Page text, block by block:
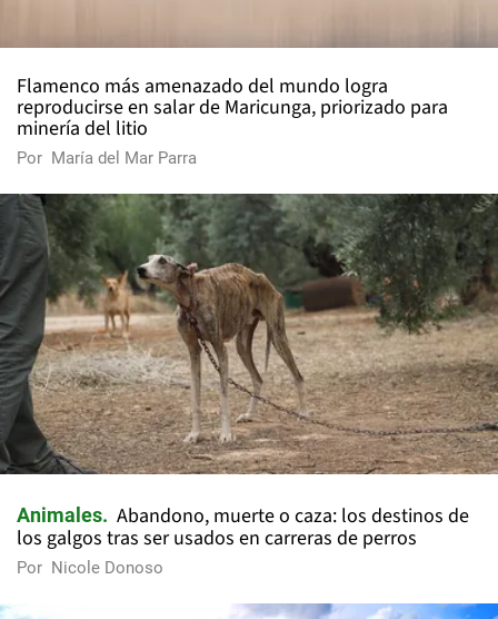
Flamenco más amenazado del mundo logra
reproducirse en salar de Maricunga, priorizado para
minería del litio
Por María del Mar Parra
Animales
Abandono, muerte o caza: los destinos de
los galgos tras ser usados en carreras de perros
Por Nicole Donoso